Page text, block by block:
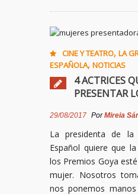
CINE Y TEATRO, LA
ESPAÑOLA, NOTICIAS
4 ACTRICES
PRESENTAR
29/08/2017 PorMireia
La presidenta de la
Español quiere que
los Premios Goya
mujer. Nosotros
nos ponemos